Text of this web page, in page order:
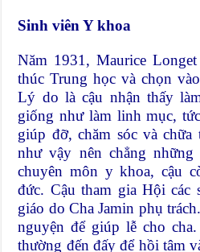
Sinh viên Y khoa
Năm 1931, Maurice
thúc Trung học và chọn
Lý do là cậu nhận thấy
giống như làm linh mục,
giúp đỡ, chăm sóc và
như vậy nên chẳng
chuyên môn y khoa, cậu
đức. Cậu tham gia Hội các
giáo do Cha Jamin phụ
nguyện để giúp lễ cho
thường đến đấy để hồi tâm